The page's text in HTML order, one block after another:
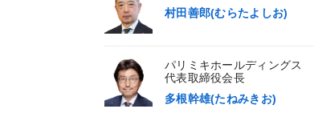
村田善郎(むらたよしお)
パリミキホールディングス
代表取締役会長
多根幹雄(たねみきお)